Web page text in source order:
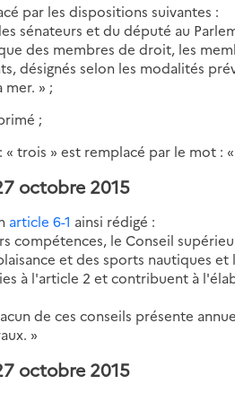
par les dispositions suivantes :
sénateurs et du député au
des membres de droit, les
désignés selon les modalités
» ;
;
trois » est remplacé par le mot : «
octobre 2015
article 6-1 ainsi rédigé :
compétences, le Conseil
et des sports nautiques
à l'article 2 et contribuent à
de ces conseils présente
»
octobre 2015